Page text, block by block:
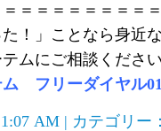
＝＝＝＝＝＝＝＝
！」ことなら身近
ムにご相談くださ
フリーダイヤル
AM | カテゴリー